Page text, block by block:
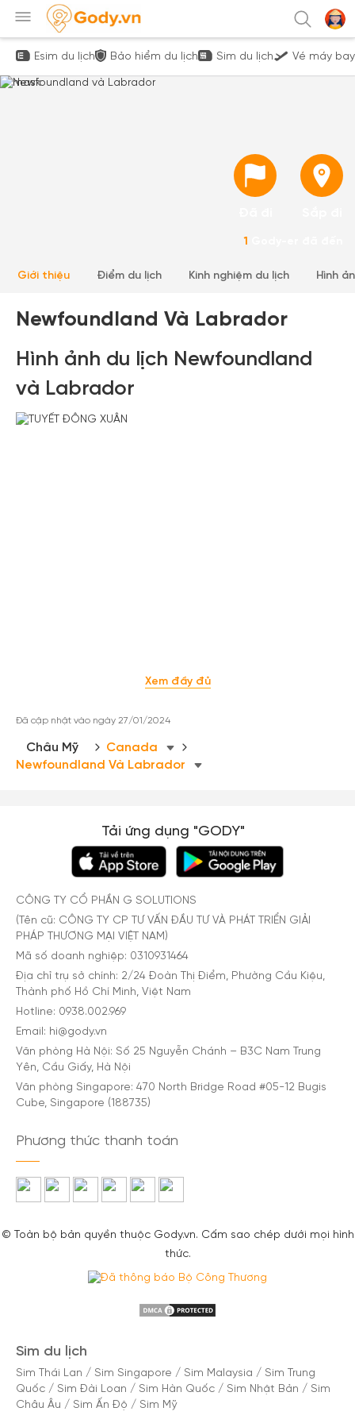
Esim du lịch Bảo hiểm du lịch Sim du lịch Vé máy bay
1
Giới thiệu Điểm du lịch Kinh nghiệm du lịch Hình
Newfoundland Và Labrador
Hình ảnh du lịch Newfoundland
và Labrador
Xem đầy đủ
Đã cập nhật vào ngày 27/01/2024
Châu Mỹ
Canada
Newfoundland Và Labrador
Tải ứng dụng "GODY"
CÔNG TY CỔ PHẦN G SOLUTIONS
(Tên cũ: CÔNG TY CP TƯ VẤN ĐẦU TƯ VÀ PHÁT TRIỂN GIẢI
PHÁP THƯƠNG MẠI VIỆT NAM)
Mã số doanh nghiệp: 0310931464
Địa chỉ trụ sở chính: 2/24 Đoàn Thị Điểm, Phường Cầu Kiệu,
Thành phố Hồ Chí Minh, Việt Nam
Hotline: 0938.002.969
Email: hi@gody.vn
Văn phòng Hà Nội: Số 25 Nguyễn Chánh – B3C Nam Trung
Yên, Cầu Giấy, Hà Nội
Văn phòng Singapore: 470 North Bridge Road #05-12 Bugis
Cube, Singapore (188735)
Phương thức thanh toán
© Toàn bộ bản quyền thuộc Gody.vn. Cấm sao chép dưới mọi hình
thức.
Sim du lịch
Sim Thái Lan / Sim Singapore / Sim Malaysia / Sim Trung
Quốc / Sim Đài Loan / Sim Hàn Quốc / Sim Nhật Bản / Sim
Châu Âu / Sim Ấn Độ / Sim Mỹ